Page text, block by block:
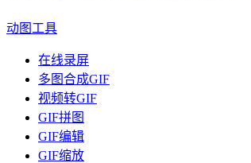
动图工具
在线录屏
多图合成GIF
视频转GIF
GIF拼图
GIF编辑
GIF缩放